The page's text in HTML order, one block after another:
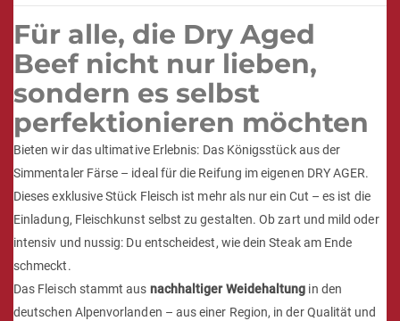
Für alle, die Dry Aged
Beef nicht nur lieben,
sondern es selbst
perfektionieren möchten
Bieten wir das ultimative Erlebnis: Das Königsstück aus der
Simmentaler Färse – ideal für die Reifung im eigenen DRY AGER.
Dieses exklusive Stück Fleisch ist mehr als nur ein Cut – es ist die
Einladung, Fleischkunst selbst zu gestalten. Ob zart und mild oder
intensiv und nussig: Du entscheidest, wie dein Steak am Ende
schmeckt.
Das Fleisch stammt aus nachhaltiger Weidehaltung in den
deutschen Alpenvorlanden – aus einer Region, in der Qualität und